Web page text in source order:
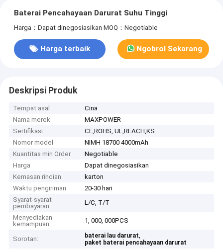
Baterai Pencahayaan Darurat Suhu Tinggi
Harga：Dapat dinegosiasikan MOQ：Negotiable
Harga terbaik Ngobrol Sekarang
Deskripsi Produk
Tempat asal
Cina
Nama merek
MAXPOWER
Sertifikasi
CE,ROHS, UL,REACH,KS
Nomor model
NIMH 18700 4000mAh
Kuantitas min Order
Negotiable
Harga
Dapat dinegosiasikan
Kemasan rincian
karton
Waktu pengiriman
20-30 hari
Syarat-syarat
pembayaran
L/C, T/T
Menyediakan
kemampuan
1, 000, 000PCS
Sorotan: baterai lau darurat,
paket baterai pencahayaan darurat